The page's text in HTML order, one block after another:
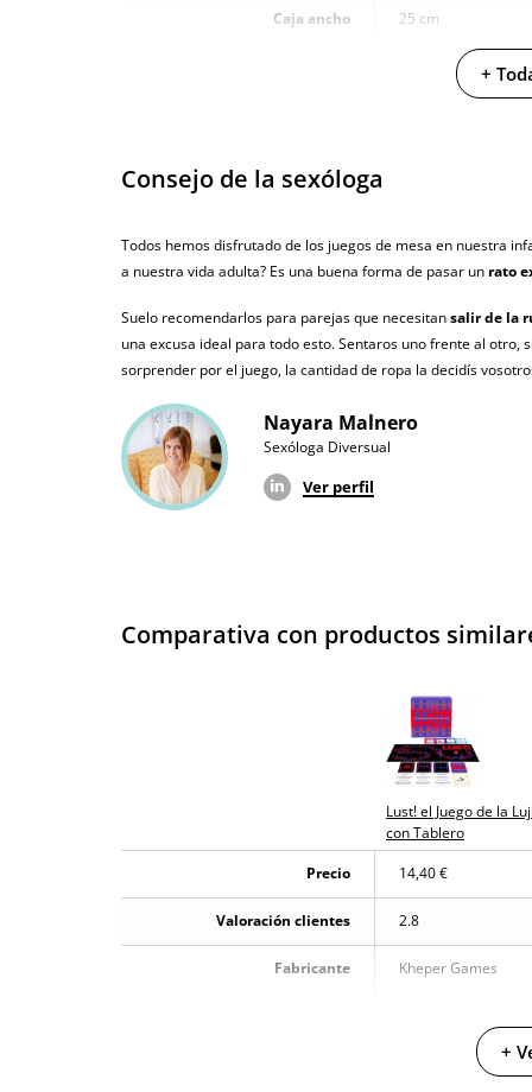
Caja ancho 25 cm
Garantías 3 años de
¿Cuándo lo recibo? El viernes 7 de
+
Consejo de la sexóloga
Todos hemos disfrutado de los juegos de mesa en nuestra
a nuestra vida adulta? Es una buena forma de pasar un rato
Suelo recomendarlos para parejas que necesitansalir de la
una excusa ideal para todo esto. Sentaros uno frente al
sorprender por el juego, la cantidad de ropa la decidís
Nayara Malnero
Sexóloga Diversual
Ver perfil
Comparativa con productos
Lust! el Juego de la
con Tablero
Precio
14,40 €
Valoración clientes 2.8
Fabricante Kheper Games
+